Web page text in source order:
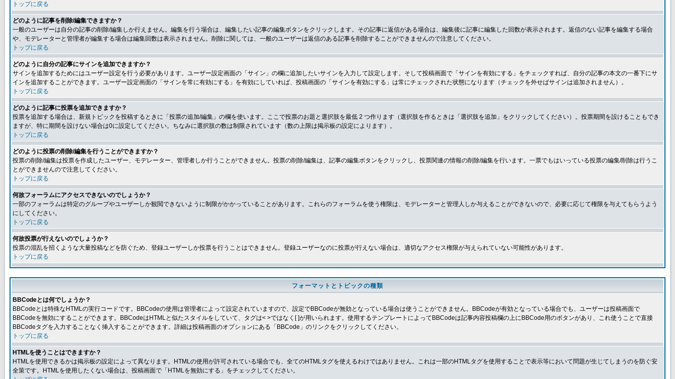
トップに戻る
どのように記事を削除/編集できますか？
一般のユーザーは自分の記事の削除/編集しか行えません。編集を行う場合は、編集したい記事の編集ボタンをクリックします。その記事に返信がある場合は、編集後に記事に編集した回数が表示されます。返信のない記事を編集する場合
や、モデレーターと管理者が編集する場合は編集回数は表示されません。削除に関しては、一般のユーザーは返信のある記事を削除することができませんので注意してください。
トップに戻る
どのように自分の記事にサインを追加できますか？
サインを追加するためにはユーザー設定を行う必要があります。ユーザー設定画面の「サイン」の欄に追加したいサインを入力して設定します。そして投稿画面で「サインを有効にする」をチェックすれば、自分の記事の本文の一番下にサ
インを追加することができます。ユーザー設定画面の「サインを常に有効にする」を有効にしていれば、投稿画面の「サインを有効にする」は常にチェックされた状態になります（チェックを外せばサインは追加されません）。
トップに戻る
どのように記事に投票を追加できますか？
投票を追加する場合は、新規トピックを投稿するときに「投票の追加/編集」の欄を使います。ここで投票のお題と選択肢を最低 2 つ作ります（選択肢を作るときは「選択肢を追加」をクリックしてください）。投票期間を設けることもでき
ますが、特に期間を設けない場合は0に設定してください。ちなみに選択肢の数は制限されています（数の上限は掲示板の設定によります）。
トップに戻る
どのように投票の削除/編集を行うことができますか？
投票の削除/編集は投票を作成したユーザー、モデレーター、管理者しか行うことができません。投票の削除/編集は、記事の編集ボタンをクリックし、投票関連の情報の削除/編集を行います。一票でもはいっている投票の編集/削除は行うこ
とができませんので注意してください。
トップに戻る
何故フォーラムにアクセスできないのでしょうか？
一部のフォーラムは特定のグループやユーザーしか観閲できないように制限がかかっていることがあります。これらのフォーラムを使う権限は、モデレーターと管理人しか与えることができないので、必要に応じて権限を与えてもらうよう
にしてください。
トップに戻る
何故投票が行えないのでしょうか？
投票の混乱を招くような大量投稿などを防ぐため、登録ユーザーしか投票を行うことはできません。登録ユーザーなのに投票が行えない場合は、適切なアクセス権限が与えられていない可能性があります。
トップに戻る
フォーマットとトピックの種類
BBCodeとは何でしょうか？
BBCodeとは特殊なHTMLの実行コードです。BBCodeの使用は管理者によって設定されていますので、設定でBBCodeが無効となっている場合は使うことができません。BBCodeが有効となっている場合でも、ユーザーは投稿画面で
BBCodeを無効にすることができます。BBCodeはHTMLと似たスタイルをしていて、タグは< >ではなく[ ]が用いられます。使用するテンプレートによってBBCodeは記事内容投稿欄の上にBBCode用のボタンがあり、これ使うことで直接
BBCodeタグを入力することなく挿入することができます。詳細は投稿画面のオプションにある「BBCode」のリンクをクリックしてください。
トップに戻る
HTMLを使うことはできますか？
HTMLを使用できるかは掲示板の設定によって異なります。HTMLの使用が許可されている場合でも、全てのHTMLタグを使えるわけではありません。これは一部のHTMLタグを使用することで表示等において問題が生じてしまうのを防ぐ安
全策です。HTMLを使用したくない場合は、投稿画面で「HTMLを無効にする」をチェックしてください。